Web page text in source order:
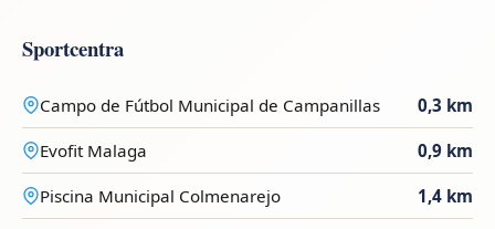
Sportcentra
Campo de Fútbol Municipal de Campanillas 0,3 km
Evofit Malaga 0,9 km
Piscina Municipal Colmenarejo 1,4 km